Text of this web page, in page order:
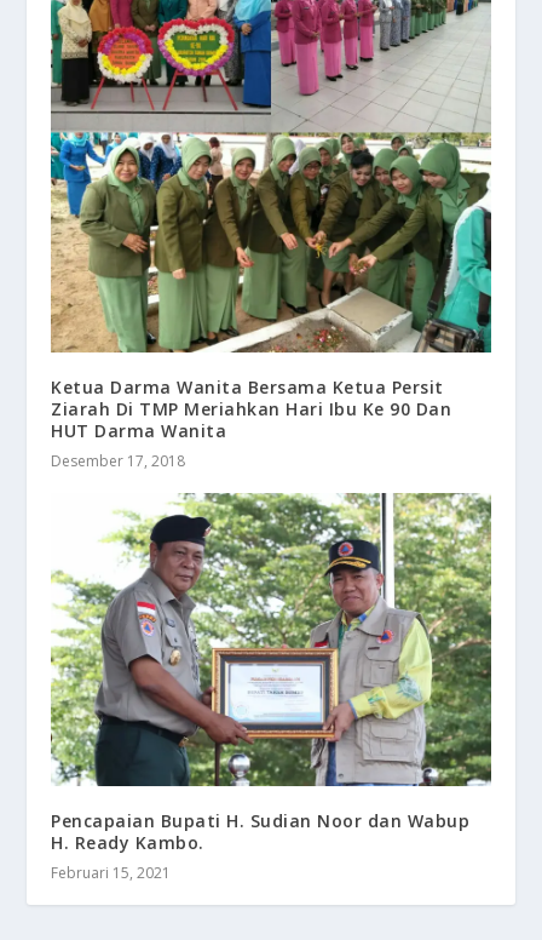
Ketua Darma Wanita Bersama Ketua Persit
Ziarah Di TMP Meriahkan Hari Ibu Ke 90 Dan
HUT Darma Wanita
Desember 17, 2018
Pencapaian Bupati H. Sudian Noor dan Wabup
H. Ready Kambo.
Februari 15, 2021